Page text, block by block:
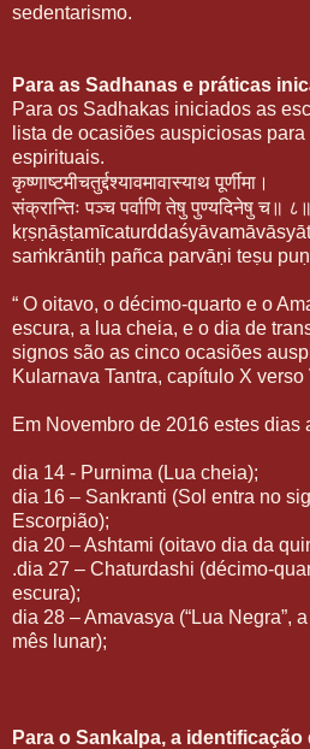
sedentarismo.
Para as Sadhanas e práticas
Para os Sadhakas iniciados as
lista de ocasiões auspiciosas
espirituais.
कृष्णाष्टमीचतुर्द्दश्यावमावास्याथपूर्णीमा।
संक्रान्तिः पञ्चपर्वाणितेषुपुण्यदिनेषुच॥ ८॥
saṁkrāntiḥ pañca parvāṇi teṣu
“ O oitavo, o décimo-quarto e o
escura, a lua cheia, e o dia de
signos são as cinco ocasiões
Kularnava Tantra, capítulo X verso
Em Novembro de 2016 estes dias
dia 14 - Purnima (Lua cheia);
dia 16 – Sankranti (Sol entra no
Escorpião);
dia 20 – Ashtami (oitavo dia da
.dia 27 – Chaturdashi (décimo-
escura);
dia 28 – Amavasya (“Lua Negra”,
mês lunar);
Para o Sankalpa, a